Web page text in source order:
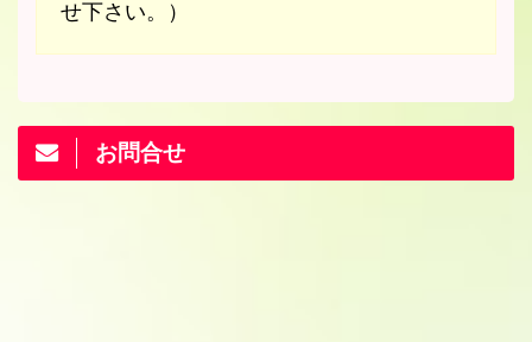
せ下さい。）
お問合せ